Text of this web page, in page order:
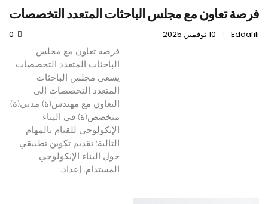
فرصة تعاون مع مجلس الباحثات المتعدد التخصصات
Eddafili 10 نوفمبر, 2025
فرصة تعاون مع مجلس
الباحثات المتعدد التخصصات
يسعى مجلس الباحثات
المتعدد التخصصات إلى
التعاون مع مهندس(ة) مدني(ة)
متخصص(ة) في البناء
الإيكولوجي للقيام بالمهام
التالية: تقديم تكوين تطبيقي
حول البناء الإيكولوجي
المستدام. إعداد…